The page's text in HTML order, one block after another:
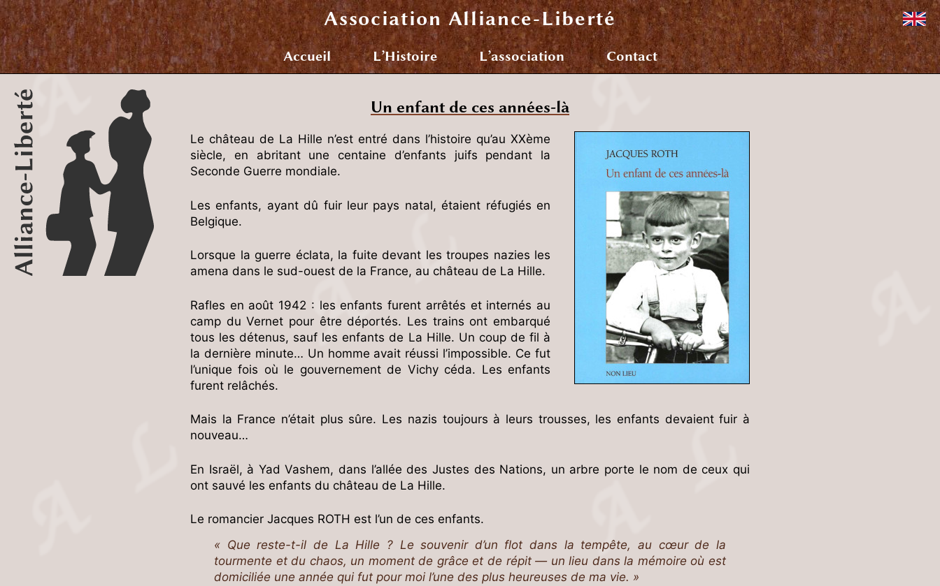
AssociationAlliance-Liberté
Accueil L’Histoire L’association Contact
Un enfant de ces années-là
Le château de La Hille n’est entré dans l’histoire qu’au XXème
siècle, en abritant une centaine d’enfants juifs pendant la
Seconde Guerre mondiale.
Les enfants, ayant dû fuir leur pays natal, étaient réfugiés en
Belgique.
Lorsque la guerre éclata, la fuite devant les troupes nazies les
amena dans le sud-ouest de la France, au château de La Hille.
Rafles en août 1942 : les enfants furent arrêtés et internés au
camp du Vernet pour être déportés. Les trains ont embarqué
tous les détenus, sauf les enfants de La Hille. Un coup de fil à
la dernière minute… Un homme avait réussi l’impossible. Ce fut
l’unique fois où le gouvernement de Vichy céda. Les enfants
furent relâchés.
Mais la France n’était plus sûre. Les nazis toujours à leurs trousses, les enfants devaient fuir à
nouveau…
En Israël, à Yad Vashem, dans l’allée des Justes des Nations, un arbre porte le nom de ceux qui
ont sauvé les enfants du château de La Hille.
Le romancier Jacques ROTH est l’un de ces enfants.
« Que reste-t-il de La Hille ? Le souvenir d’un flot dans la tempête, au cœur de la
tourmente et du chaos, un moment de grâce et de répit — un lieu dans la mémoire où est
domiciliée une année qui fut pour moi l’une des plus heureuses de ma vie. »